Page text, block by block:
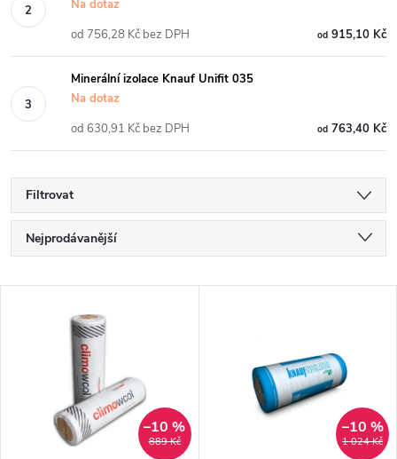
Na dotaz
od915,10 Kč
od 756,28 Kč bez DPH
Minerální izolace Knauf Unifit 035
Na dotaz
od763,40 Kč
od 630,91 Kč bez DPH
Filtrovat
Ř
a
Nejprodávanější
Abecedně
889 Kč
–10 %
1 024 Kč
–10 %